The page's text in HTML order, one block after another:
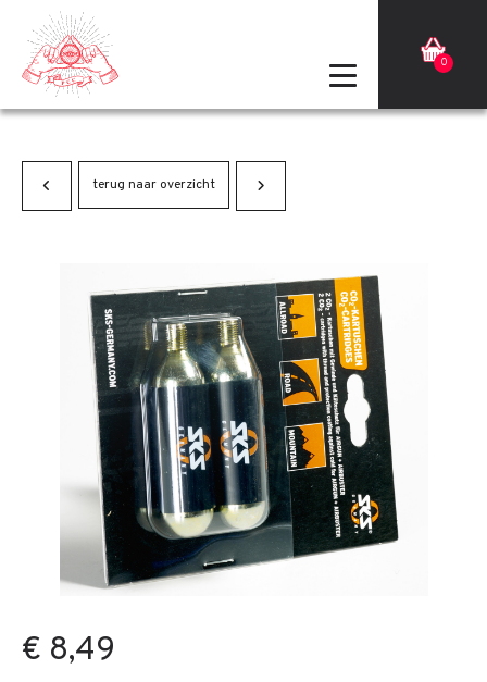
0
terug naar overzicht
€ 8,49